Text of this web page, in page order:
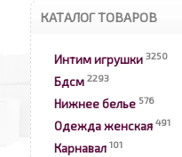
КАТАЛОГ ТОВАРОВ
Интим игрушки 3250
Бдсм 2293
Нижнее белье 576
Одежда женская 491
Карнавал 101